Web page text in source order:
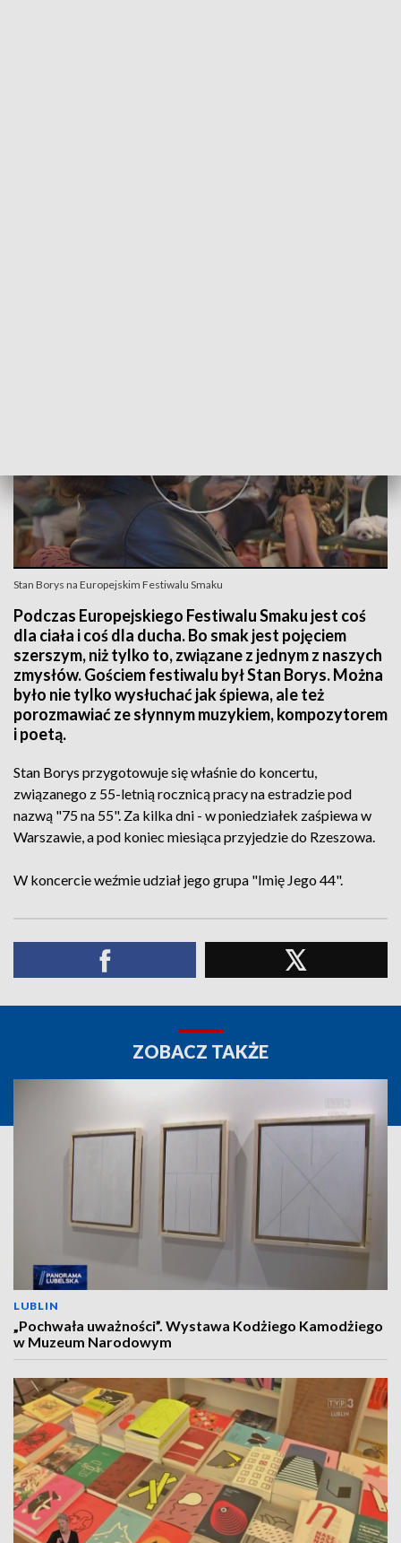
Stan Borys na Europejskim Festiwalu Smaku
Podczas Europejskiego Festiwalu Smaku jest coś
dla ciała i coś dla ducha. Bo smak jest pojęciem
szerszym, niż tylko to, związane z jednym z naszych
zmysłów. Gościem festiwalu był Stan Borys. Można
było nie tylko wysłuchać jak śpiewa, ale też
porozmawiać ze słynnym muzykiem, kompozytorem
i poetą.
Stan Borys przygotowuje się właśnie do koncertu,
związanego z 55-letnią rocznicą pracy na estradzie pod
nazwą "75 na 55". Za kilka dni - w poniedziałek zaśpiewa w
Warszawie, a pod koniec miesiąca przyjedzie do Rzeszowa.
W koncercie weźmie udział jego grupa "Imię Jego 44".
ZOBACZ TAKŻE
LUBLIN
„Pochwała uważności”. Wystawa Kodżiego Kamodżiego
w Muzeum Narodowym